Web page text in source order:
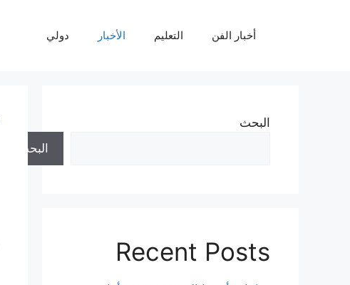
أخبار الفن التعليم الأخبار دولي
البحث
البحث
Recent Posts